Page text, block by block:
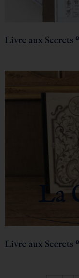
Livre aux Secrets
Livre aux Secrets
La